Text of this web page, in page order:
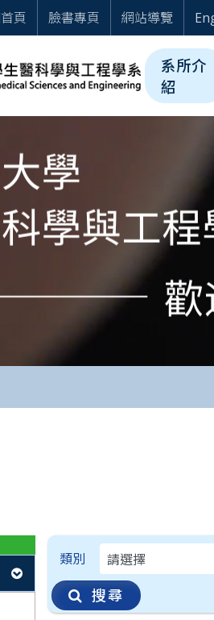
立中央大學
頁 臉書專頁 網站導覽
系所介
紹
類別
日期格式為YYYY-MM-DD
搜尋